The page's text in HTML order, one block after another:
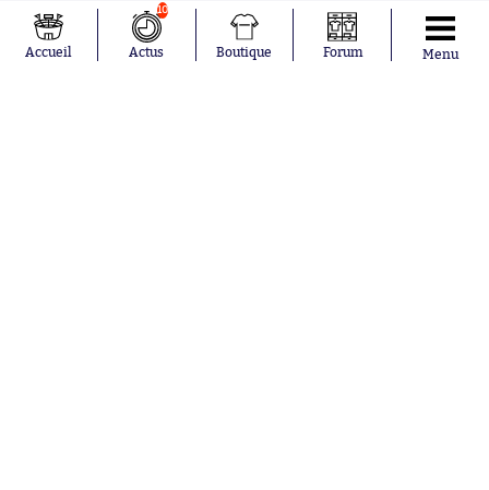
Moussa
Niakhaté
Nicolás
Real Madrid
RC Strasbourg
AC Milan
Accueil
10
Actus Boutique Forum Menu